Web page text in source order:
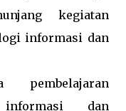
kegiatan
informasi dan
pembelajaran
dan